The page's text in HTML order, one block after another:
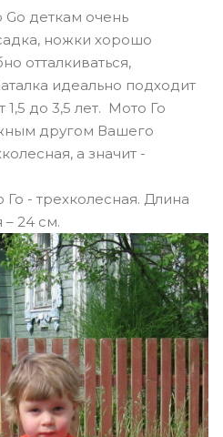
Go деткам очень
ножки хорошо
отталкиваться,
идеально подходит
1,5 до 3,5 лет. Мото Го
другом Вашего
а значит -
- трехколесная. Длина
– 24 см.